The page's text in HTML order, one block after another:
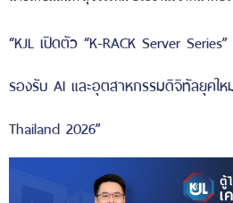
“KJL เปิดตัว “K-RACK Server
รองรับ AI และอุตสาหกรรมดิจิทัลยุคให
Thailand 2026”